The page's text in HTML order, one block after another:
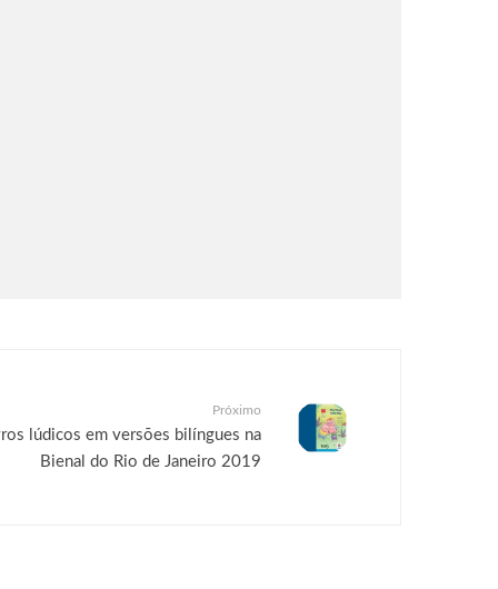
Próximo
lúdicos em versões bilíngues na
Bienal do Rio de Janeiro 2019